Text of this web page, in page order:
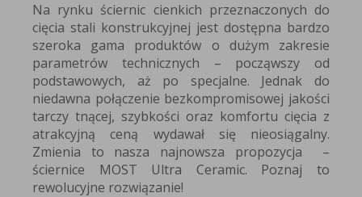
Na rynku ściernic cienkich przeznaczonych do
cięcia stali konstrukcyjnej jest dostępna bardzo
szeroka gama produktów o dużym zakresie
parametrów technicznych – począwszy od
podstawowych, aż po specjalne. Jednak do
niedawna połączenie bezkompromisowej jakości
tarczy tnącej, szybkości oraz komfortu cięcia z
atrakcyjną ceną wydawał się nieosiągalny.
Zmienia to nasza najnowsza propozycja –
ściernice MOST Ultra Ceramic. Poznaj to
rewolucyjne rozwiązanie!